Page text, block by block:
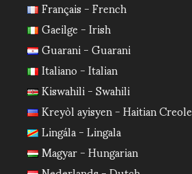
Français - French
Gaeilge - Irish
Guarani - Guarani
Italiano - Italian
Kiswahili - Swahili
Kreyòl ayisyen - Haitian Creole
Lingála - Lingala
Magyar - Hungarian